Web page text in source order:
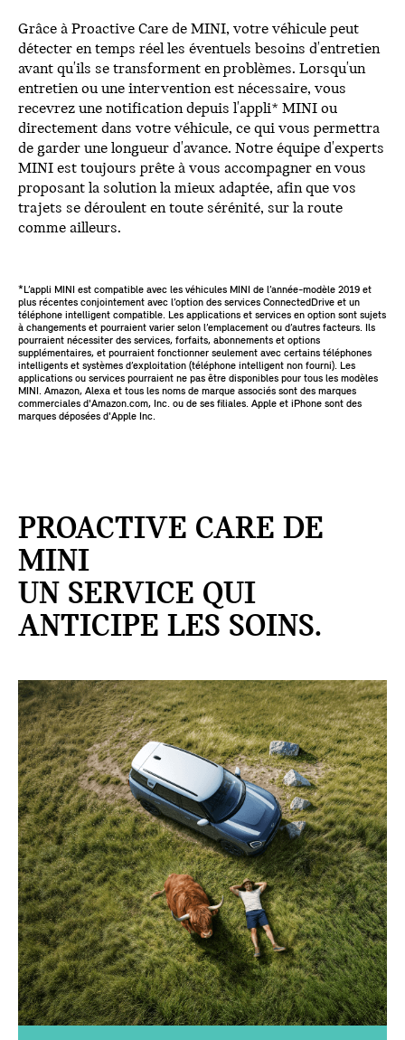
Grâce à Proactive Care de MINI, votre véhicule peut
détecter en temps réel les éventuels besoins d'entretien
avant qu'ils se transforment en problèmes. Lorsqu'un
entretien ou une intervention est nécessaire, vous
recevrez une notification depuis l'appli* MINI ou
directement dans votre véhicule, ce qui vous permettra
de garder une longueur d'avance. Notre équipe d'experts
MINI est toujours prête à vous accompagner en vous
proposant la solution la mieux adaptée, afin que vos
trajets se déroulent en toute sérénité, sur la route
comme ailleurs.
*L’appli MINI est compatible avec les véhicules MINI de l’année-modèle 2019 et
plus récentes conjointement avec l’option des services ConnectedDrive et un
téléphone intelligent compatible. Les applications et services en option sont sujets
à changements et pourraient varier selon l’emplacement ou d’autres facteurs. Ils
pourraient nécessiter des services, forfaits, abonnements et options
supplémentaires, et pourraient fonctionner seulement avec certains téléphones
intelligents et systèmes d’exploitation (téléphone intelligent non fourni). Les
applications ou services pourraient ne pas être disponibles pour tous les modèles
MINI. Amazon, Alexa et tous les noms de marque associés sont des marques
commerciales d'Amazon.com, Inc. ou de ses filiales. Apple et iPhone sont des
marques déposées d'Apple Inc.
PROACTIVE CARE DE
MINI
UN SERVICE QUI
ANTICIPE LES SOINS.